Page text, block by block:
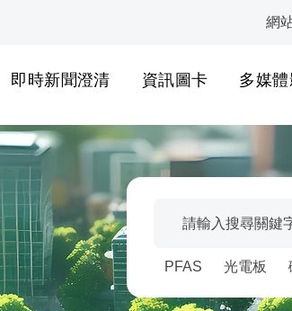
:::
網
即時新聞澄清 資訊圖卡 多媒
搜尋關鍵字
輸入關鍵字後點擊
熱門關鍵字維護
PFAS 光電板